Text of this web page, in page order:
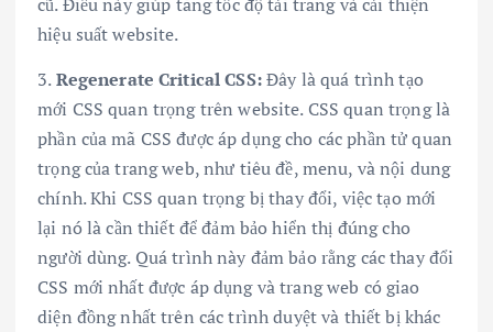
hiệu suất website.
3.Regenerate Critical CSS:Đây là quá trình tạo
mới CSS quan trọng trên website. CSS quan trọng là
phần của mã CSS được áp dụng cho các phần tử quan
trọng của trang web, như tiêu đề, menu, và nội dung
chính. Khi CSS quan trọng bị thay đổi, việc tạo mới
lại nó là cần thiết để đảm bảo hiển thị đúng cho
người dùng. Quá trình này đảm bảo rằng các thay đổi
CSS mới nhất được áp dụng và trang web có giao
diện đồng nhất trên các trình duyệt và thiết bị khác